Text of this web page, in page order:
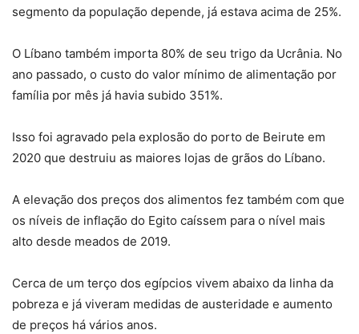
segmento da população depende, já estava acima de 25%.
O Líbano também importa 80% de seu trigo da Ucrânia. No
ano passado, o custo do valor mínimo de alimentação por
família por mês já havia subido 351%.
Isso foi agravado pela explosão do porto de Beirute em
2020 que destruiu as maiores lojas de grãos do Líbano.
A elevação dos preços dos alimentos fez também com que
os níveis de inflação do Egito caíssem para o nível mais
alto desde meados de 2019.
Cerca de um terço dos egípcios vivem abaixo da linha da
pobreza e já viveram medidas de austeridade e aumento
de preços há vários anos.